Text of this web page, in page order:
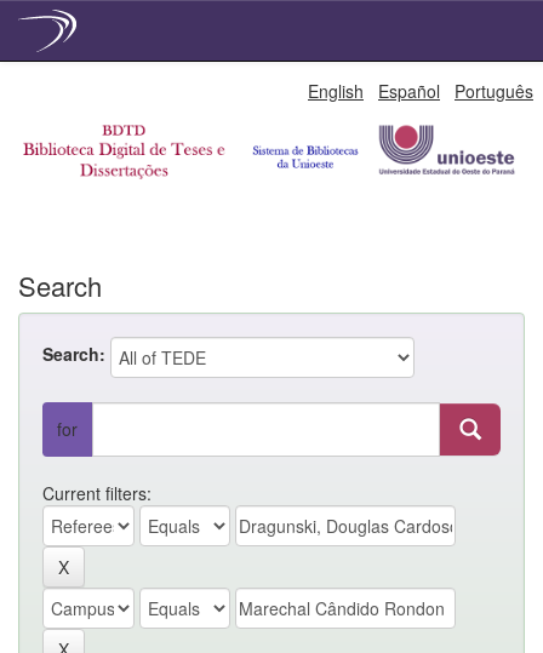
English Español Português
Search
Search:
for
Current filters: